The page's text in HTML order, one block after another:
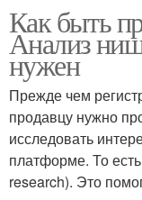
Как быть
Анализ
нужен
Прежде чем
продавцу нужно
исследовать
платформе. То
research). Это